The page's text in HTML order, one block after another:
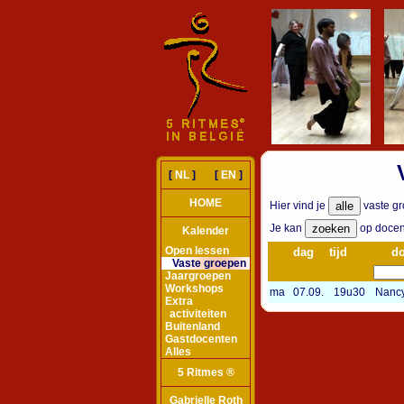
[ NL ] [ EN ]
HOME
Kalender
Open lessen
Vaste groepen
Jaargroepen
Workshops
Extra
activiteiten
Buitenland
Gastdocenten
Alles
5 Ritmes ®
Gabrielle Roth
Hier vind je
vaste
Je kan
op
dag tijd
ma 07.09. 19u30